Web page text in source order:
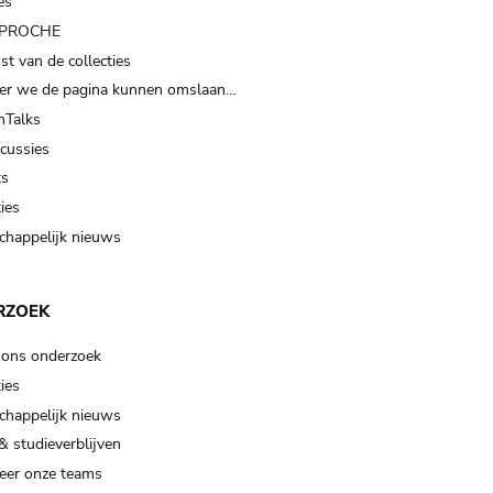
van de collecties
we de pagina kunnen omslaan…
nieuws
onderzoek
nieuws
studieverblijven
onze teams